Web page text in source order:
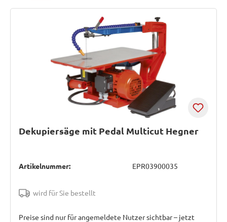
Dekupiersäge mit Pedal Multicut Hegner
Artikelnummer: EPR03900035
wird für Sie bestellt
Preise sind nur für angemeldete Nutzer sichtbar – jetzt